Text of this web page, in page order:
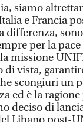
siamo
e Francia
differenza,
per la
missione
di vista,
scongiuri un
ed è la
deciso di